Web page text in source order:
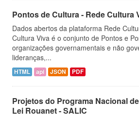
Pontos de Cultura - Rede Cultura
Dados abertos da plataforma Rede
Cultura Viva é o conjunto de Pontos e
organizações governamentais e não
lideranças,...
HTML api JSON PDF
Projetos do Programa Nacional
Lei Rouanet - SALIC